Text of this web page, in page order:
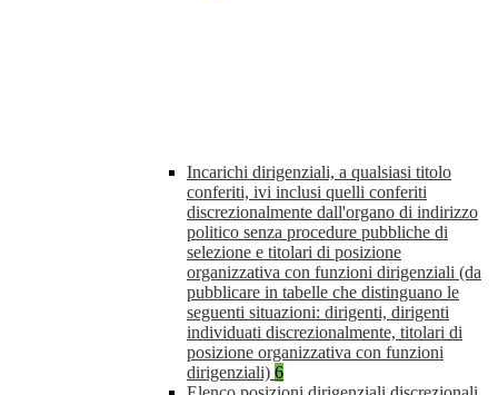
Incarichi dirigenziali, a qualsiasi titolo
conferiti, ivi inclusi quelli conferiti
discrezionalmente dall'organo di indirizzo
politico senza procedure pubbliche di
selezione e titolari di posizione
organizzativa con funzioni dirigenziali (da
pubblicare in tabelle che distinguano le
seguenti situazioni: dirigenti, dirigenti
individuati discrezionalmente, titolari di
posizione organizzativa con funzioni
dirigenziali) 6